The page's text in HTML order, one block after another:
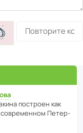
пост­роен как
совре­менном Пете­р­